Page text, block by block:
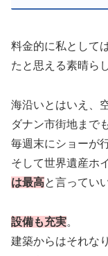
料金的に私として
たと思える素晴ら
海沿いとはいえ、
ダナン市街地まで
毎週末にショーが
そして世界遺産ホ
は最高と言ってい
設備も充実。
建築からはそれな